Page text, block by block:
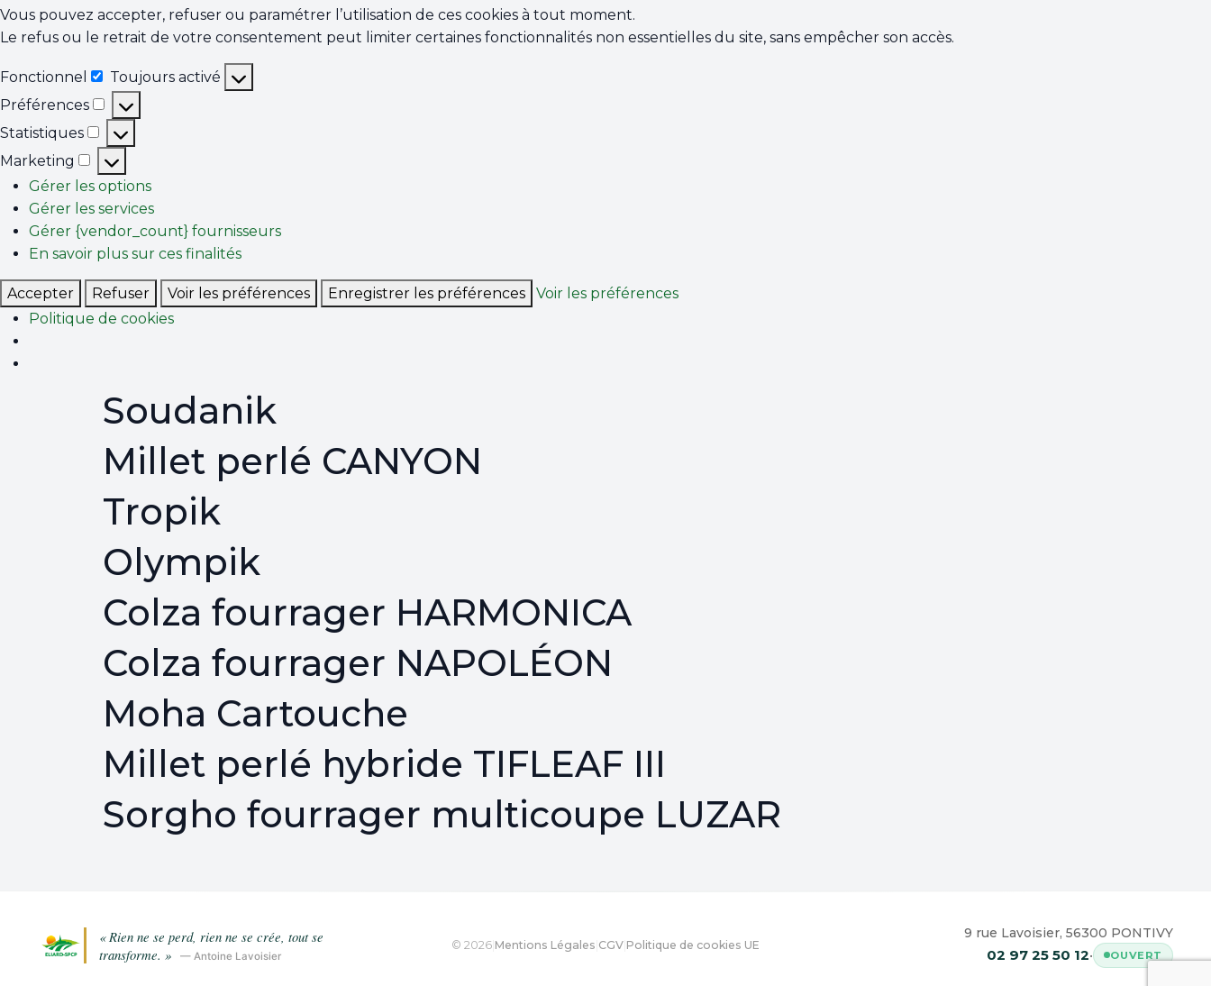
Vous pouvez accepter, refuser ou paramétrer l’utilisation de ces cookies à tout moment.
Le refus ou le retrait de votre consentement peut limiter certaines fonctionnalités non essentielles du site, sans empêcher son accès.
Fonctionnel
Fonctionnel
Toujours activé
Préférences
Préférences
Statistiques
Statistiques
Marketing
Marketing
Gérer les options
Gérer les services
Gérer {vendor_count} fournisseurs
En savoir plus sur ces finalités
Accepter Refuser Voir les préférences Enregistrer les préférences
Voir les préférences
Politique de cookies
Soudanik
Millet perlé CANYON
Tropik
Olympik
Colza fourrager HARMONICA
Colza fourrager NAPOLÉON
Moha Cartouche
Millet perlé hybride TIFLEAF III
Sorgho fourrager multicoupe LUZAR
« Rien ne se perd, rien ne se crée, tout se
transforme. »
— Antoine Lavoisier
© 2026 Mentions Légales CGV Politique de cookies UE
9 rue Lavoisier, 56300 PONTIVY
02 97 25 50 12• OUVERT